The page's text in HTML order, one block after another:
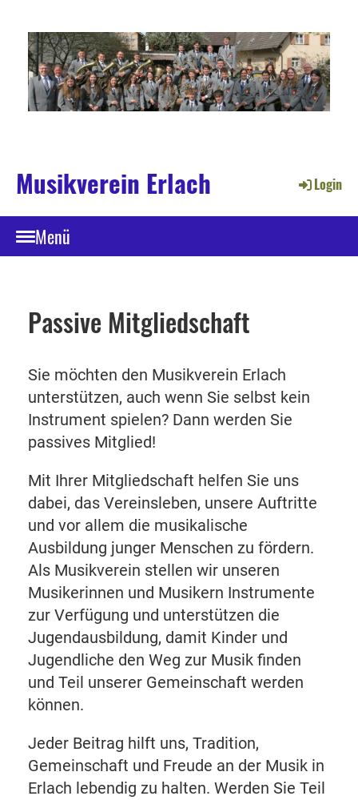
Musikverein Erlach Login
Menü
Passive Mitgliedschaft
Sie möchten den Musikverein Erlach
unterstützen, auch wenn Sie selbst kein
Instrument spielen? Dann werden Sie
passives Mitglied!
Mit Ihrer Mitgliedschaft helfen Sie uns
dabei, das Vereinsleben, unsere Auftritte
und vor allem die musikalische
Ausbildung junger Menschen zu fördern.
Als Musikverein stellen wir unseren
Musikerinnen und Musikern Instrumente
zur Verfügung und unterstützen die
Jugendausbildung, damit Kinder und
Jugendliche den Weg zur Musik finden
und Teil unserer Gemeinschaft werden
können.
Jeder Beitrag hilft uns, Tradition,
Gemeinschaft und Freude an der Musik in
Erlach lebendig zu halten. Werden Sie Teil